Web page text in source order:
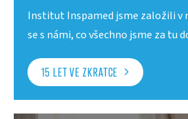
Institut Inspamed jsme založili v
se s námi, co všechno jsme za tu
15 LET VE ZKRATCE